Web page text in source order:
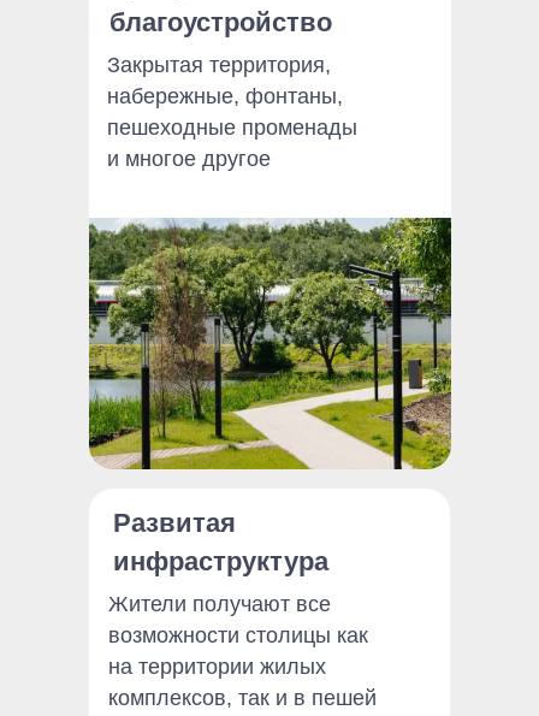
Развитая
инфраструктура
Жители получают все
возможности столицы как
на территории жилых
комплексов, так и в пешей
благоустройство
Закрытая территория,
набережные, фонтаны,
пешеходные променады
и многое другое